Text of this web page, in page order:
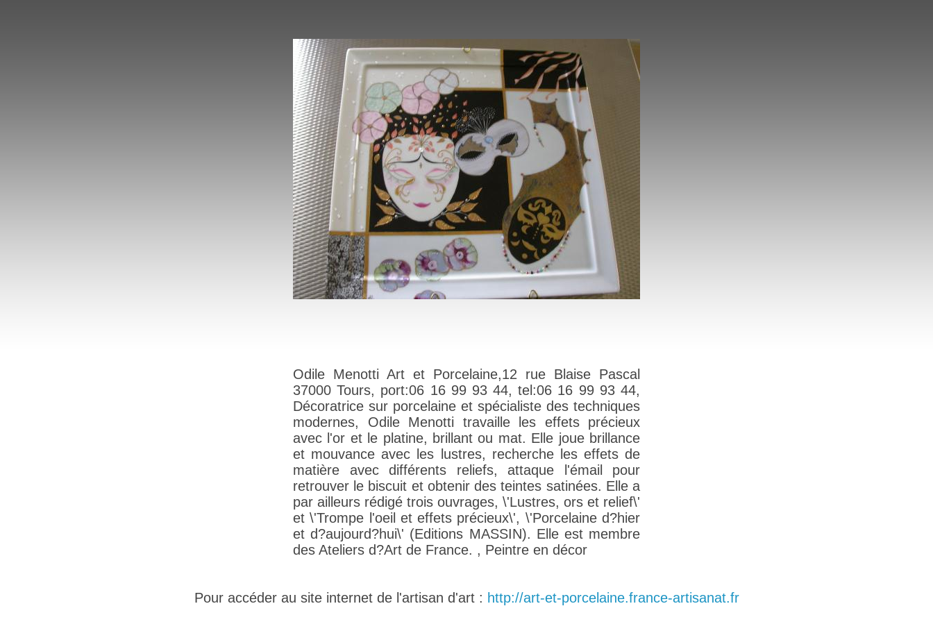
Odile Menotti Art et Porcelaine,12 rue Blaise Pascal
37000 Tours, port:06 16 99 93 44, tel:06 16 99 93 44,
Décoratrice sur porcelaine et spécialiste des techniques
modernes, Odile Menotti travaille les effets précieux
avec l'or et le platine, brillant ou mat. Elle joue brillance
et mouvance avec les lustres, recherche les effets de
matière avec différents reliefs, attaque l'émail pour
retrouver le biscuit et obtenir des teintes satinées. Elle a
par ailleurs rédigé trois ouvrages, \'Lustres, ors et relief\'
et \'Trompe l'oeil et effets précieux\', \'Porcelaine d?hier
et d?aujourd?hui\' (Editions MASSIN). Elle est membre
des Ateliers d?Art de France. , Peintre en décor
Pour accéder au site internet de l'artisan d'art : http://art-et-porcelaine.france-artisanat.fr